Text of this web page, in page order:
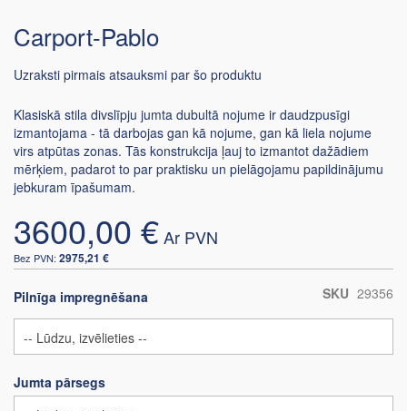
Carport-Pablo
Uzraksti pirmais atsauksmi par šo produktu
Klasiskā stila divslīpju jumta dubultā nojume ir daudzpusīgi
izmantojama - tā darbojas gan kā nojume, gan kā liela nojume
virs atpūtas zonas. Tās konstrukcija ļauj to izmantot dažādiem
mērķiem, padarot to par praktisku un pielāgojamu papildinājumu
jebkuram īpašumam.
3600,00 €
2975,21 €
SKU 29356
Pilnīga impregnēšana
Jumta pārsegs